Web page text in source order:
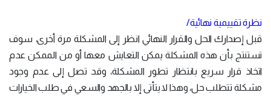
نظرة تقييمية نهائية/
قبل إصدارك الحل والقرار النهائي انظر إلى المشكلة مرة أخرى، سوف
تستنتج بأن هذه المشكلة يمكن التعايش معها أو من الممكن عدم
اتخاذ قرار سريع بانتظار تطور المشكلة، وقد تصل إلى عدم وجود
مشكلة تتطلب حل، وهذا لا يتأتى إلا بالجهد والسعي في طلب الخيارات